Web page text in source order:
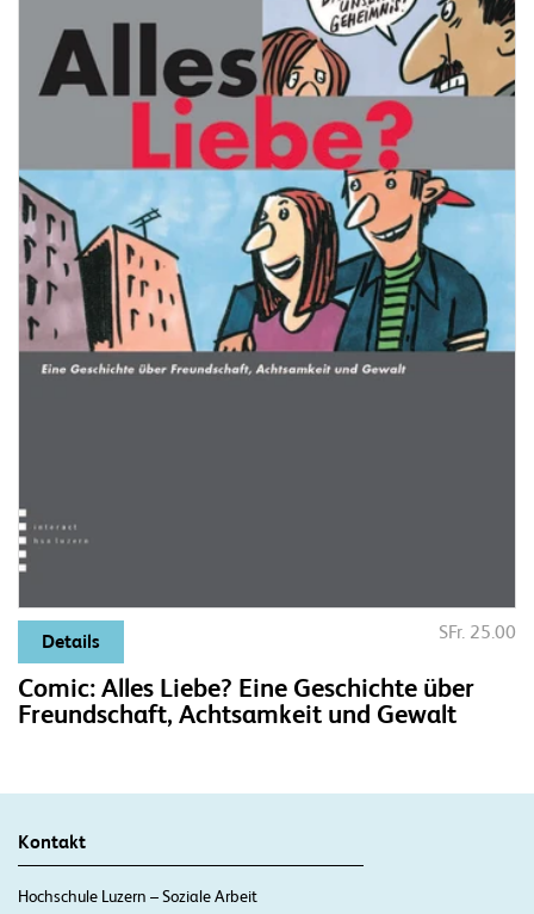
Details SFr. 25.00
Comic: Alles Liebe? Eine Geschichte über
Freundschaft, Achtsamkeit und Gewalt
Kontakt
Hochschule Luzern – Soziale Arbeit